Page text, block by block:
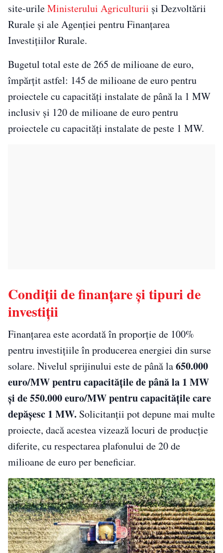
site-urileMinisterului Agriculturii și Dezvoltării
Rurale și ale Agenției pentru Finanțarea
Investițiilor Rurale.
Bugetul total este de 265 de milioane de euro,
împărțit astfel: 145 de milioane de euro pentru
proiectele cu capacități instalate de până la 1 MW
inclusiv și 120 de milioane de euro pentru
proiectele cu capacități instalate de peste 1 MW.
Condiții de finanțare și tipuri de
investiții
Finanțarea este acordată în proporție de 100%
pentru investițiile în producerea energiei din surse
solare. Nivelul sprijinului este de până la650.000
euro/MW pentru capacitățile de până la 1 MW
și de 550.000 euro/MW pentru capacitățile care
depășesc 1 MW. Solicitanții pot depune mai multe
proiecte, dacă acestea vizează locuri de producție
diferite, cu respectarea plafonului de 20 de
milioane de euro per beneficiar.